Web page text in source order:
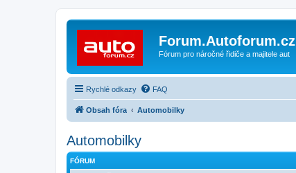
Forum.Autoforum.cz
Fórum pro náročné řidiče a majitele aut
Rychlé odkazy FAQ
Obsah fóra Automobilky
Automobilky
FÓRUM